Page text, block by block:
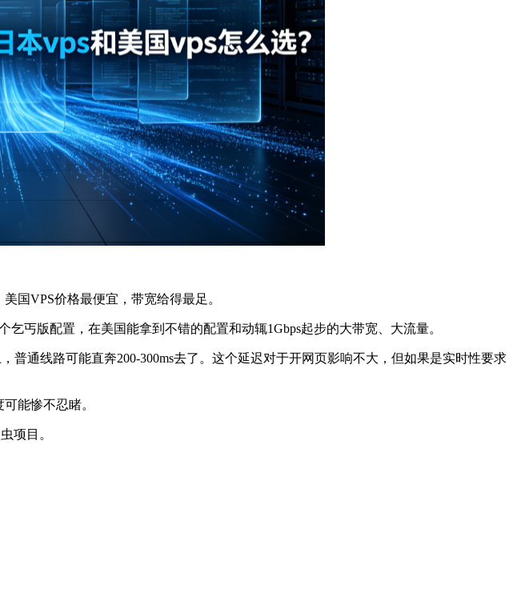
VPS价格最便宜，带宽给得最足。
版配置，在美国能拿到不错的配置和动辄1Gbps起步的大带宽、大流量。
通线路可能直奔200-300ms去了。这个延迟对于开网页影响不大，但如果是实时性要求
能惨不忍睹。
项目。